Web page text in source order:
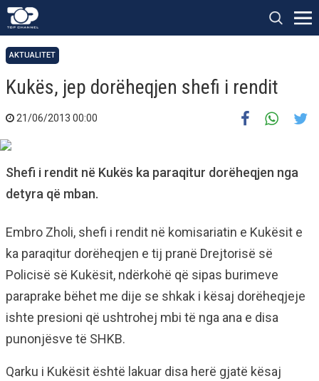
AKTUALITET
Kukës, jep dorëheqjen shefi i rendit
21/06/2013 00:00
Shefi i rendit në Kukës ka paraqitur dorëheqjen nga
detyra që mban.
Embro Zholi, shefi i rendit në komisariatin e Kukësit e
ka paraqitur dorëheqjen e tij pranë Drejtorisë së
Policisë së Kukësit, ndërkohë që sipas burimeve
paraprake bëhet me dije se shkak i kësaj dorëheqjeje
ishte presioni që ushtrohej mbi të nga ana e disa
punonjësve të SHKB.
Qarku i Kukësit është lakuar disa herë gjatë kësaj